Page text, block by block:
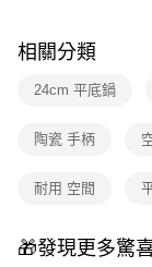
運送方式
付款後門市自取
相關分類
24cm 平底鍋
陶瓷 手柄
耐用 空間
🎁發現更多驚